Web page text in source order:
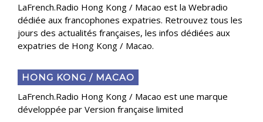
LaFrench.Radio Hong Kong / Macao est la Webradio
dédiée aux francophones expatries. Retrouvez tous les
jours des actualités françaises, les infos dédiées aux
expatries de Hong Kong / Macao.
HONG KONG / MACAO
LaFrench.Radio Hong Kong / Macao est une marque
développée par Version française limited